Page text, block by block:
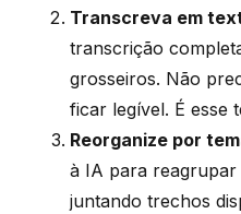
Transcreva em
transcrição
grosseiros. Não
ficar legível. É esse
Reorganize por
à IA para
juntando trechos